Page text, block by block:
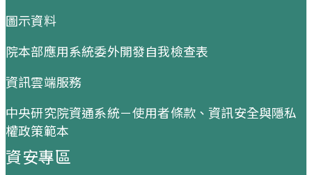
圖示資料
院本部應用系統委外開發自我檢查表
資訊雲端服務
中央研究院資通系統－使用者條款、資訊安全與隱私
權政策範本
資安專區